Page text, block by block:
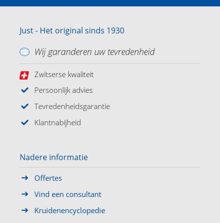
Just - Het original sinds 1930
Wij garanderen uw tevredenheid
Zwitserse kwaliteit
Persoonlijk advies
Tevredenheidsgarantie
Klantnabijheid
Nadere informatie
Offertes
Vind een consultant
Kruidenencyclopedie